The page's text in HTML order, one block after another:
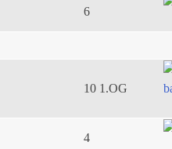
6
10 1.OG
4